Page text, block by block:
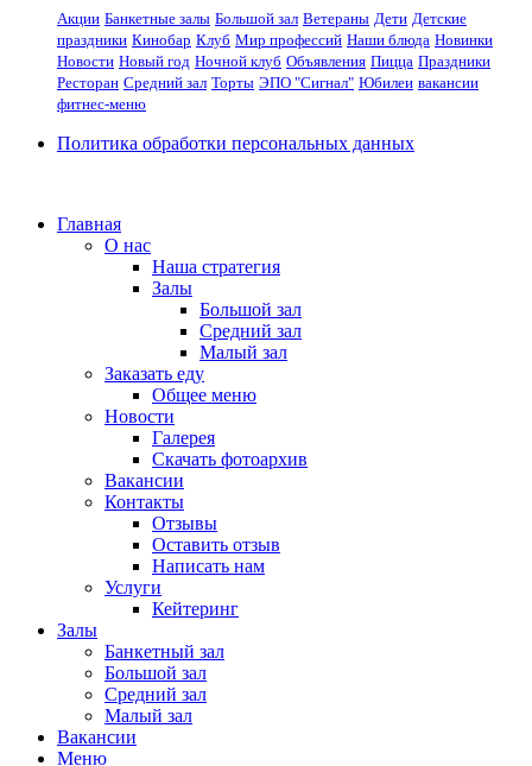
Акции Банкетные залы Большой зал Ветераны Дети Детские
праздники Кинобар Клуб Мир профессий Наши блюда Новинки
Новости Новый год Ночной клуб Объявления Пицца Праздники
Ресторан Средний зал Торты ЭПО "Сигнал" Юбилеи вакансии
фитнес-меню
Политика обработки персональных данных
Главная
О нас
Наша стратегия
Залы
Большой зал
Средний зал
Малый зал
Заказать еду
Общее меню
Новости
Галерея
Скачать фотоархив
Вакансии
Контакты
Отзывы
Оставить отзыв
Написать нам
Услуги
Кейтеринг
Залы
Банкетный зал
Большой зал
Средний зал
Малый зал
Вакансии
Меню